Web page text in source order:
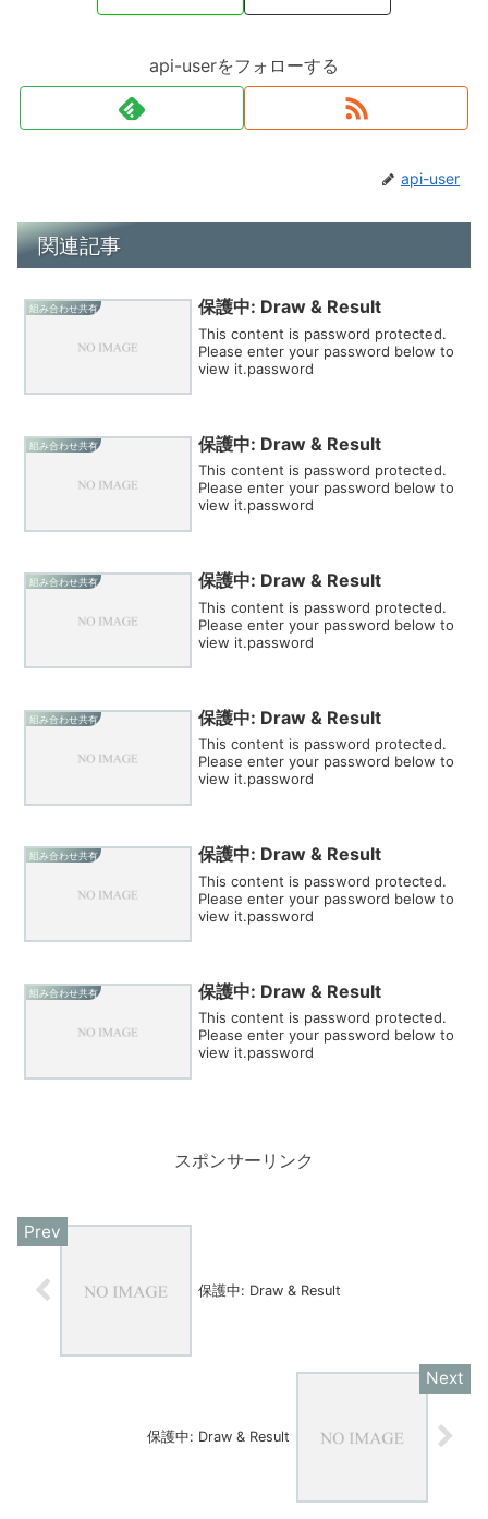
api-userをフォローする
api-user
関連記事
組み合わせ共有 保護中: Draw & Result
This content is password protected.
Please enter your password below to
view it.password
組み合わせ共有 保護中: Draw & Result
This content is password protected.
Please enter your password below to
view it.password
組み合わせ共有 保護中: Draw & Result
This content is password protected.
Please enter your password below to
view it.password
組み合わせ共有 保護中: Draw & Result
This content is password protected.
Please enter your password below to
view it.password
組み合わせ共有 保護中: Draw & Result
This content is password protected.
Please enter your password below to
view it.password
組み合わせ共有 保護中: Draw & Result
This content is password protected.
Please enter your password below to
view it.password
スポンサーリンク
保護中: Draw & Result
保護中: Draw & Result